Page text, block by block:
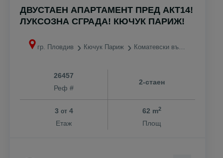
ДВУСТАЕН АПАРТАМЕНТ ПРЕД АКТ14!
ЛУКСОЗНА СГРАДА! КЮЧУК ПАРИЖ!
гр. Пловдив Кючук Париж Коматевски възел
26457
Реф #
2-стаен
3 от4
Етаж
62 m2
Площ